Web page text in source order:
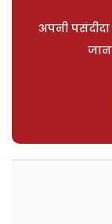
अपनी